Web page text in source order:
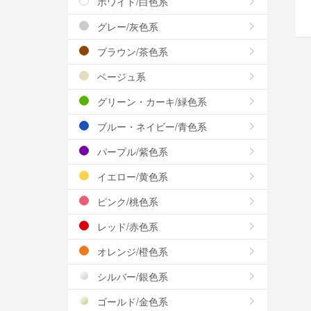
グレー/灰色系
ブラウン/茶色系
ベージュ系
グリーン・カーキ/緑色系
ブルー・ネイビー/青色系
パープル/紫色系
イエロー/黄色系
ピンク/桃色系
レッド/赤色系
オレンジ/橙色系
シルバー/銀色系
ゴールド/金色系